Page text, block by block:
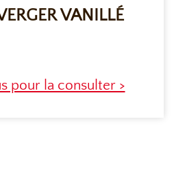
VANILLÉ
pour la consulter >